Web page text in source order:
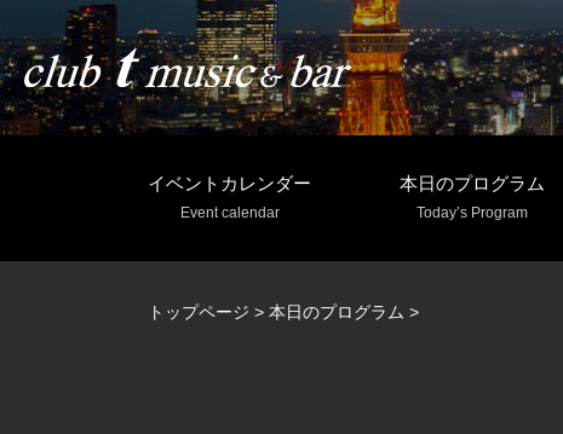
イベントカレンダー
Event calendar
本日のプログラム
Today’s Program
トップページ > 本日のプログラム >